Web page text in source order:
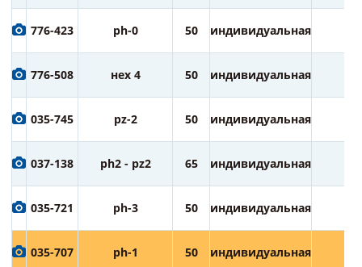
776-423 ph-0 50 индивидуальная
776-508 нех 4 50 индивидуальная
035-745 pz-2 50 индивидуальная
037-138 ph2 - pz2 65 индивидуальная
035-721 ph-3 50 индивидуальная
035-707 ph-1 50 индивидуальная